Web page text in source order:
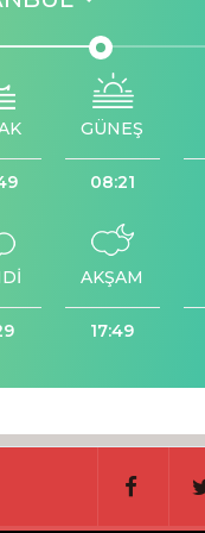
GÜNEŞ
08:21
AKŞAM
17:49